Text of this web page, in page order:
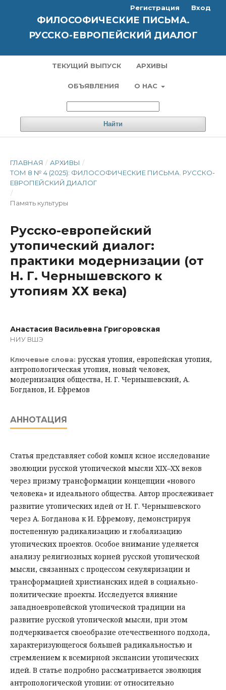
ФИЛОСОФИЧЕСКИЕ ПИСЬМА.
РУССКО-ЕВРОПЕЙСКИЙ ДИАЛОГ
ТЕКУЩИЙ ВЫПУСК АРХИВЫ
ОБЪЯВЛЕНИЯ О НАС
Найти
Регистрация Вход
ГЛАВНАЯ / АРХИВЫ /
ТОМ 8 № 4 (2025): ФИЛОСОФИЧЕСКИЕ ПИСЬМА. РУССКО-
ЕВРОПЕЙСКИЙ ДИАЛОГ
/
Память культуры
Русско-европейский
утопический диалог:
практики модернизации (от
Н. Г. Чернышевского к
утопиям ХХ века)
Анастасия Васильевна Григоровская
НИУ ВШЭ
Ключевые слова: русская утопия, европейская утопия,
антропологическая утопия, новый человек,
модернизация общества, Н. Г. Чернышевский, А.
Богданов, И. Ефремов
АННОТАЦИЯ
Статья представляет собой компл ксное исследование
эволюции русской утопической мысли XIX–XX веков
через призму трансформации концепции «нового
человека» и идеального общества. Автор прослеживает
развитие утопических идей от Н. Г. Чернышевского
через А. Богданова к И. Ефремову, демонстрируя
постепенную радикализацию и глобализацию
утопических проектов. Особое внимание уделяется
анализу религиозных корней русской утопической
мысли, связанных с процессом секуляризации и
трансформацией христианских идей в социально-
политические проекты. Исследуется влияние
западноевропейской утопической традиции на
развитие русской утопической мысли, при этом
подчеркивается своеобразие отечественного подхода,
характеризующегося большей радикальностью и
стремлением к всемирной экспансии утопических
идей. В статье подробно рассматривается эволюция
антропологической утопии: от относительно